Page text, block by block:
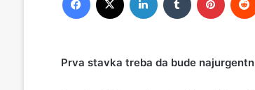
Prva stavka treba da bude